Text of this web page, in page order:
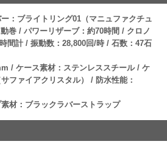
ー：ブライトリング01（マニュファクチュ
巻 / パワーリザーブ：約70時間 / クロノ
間計 / 振動数：28,800回/時 / 石数：47石
/ ケース素材：ステンレススチール / ケ
ファイアクリスタル） / 防水性能：
素材：ブラックラバーストラップ